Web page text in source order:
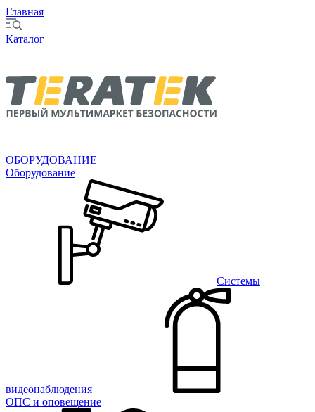
Главная
Каталог
ОБОРУДОВАНИЕ
Оборудование
Системы
видеонаблюдения
ОПС и оповещение